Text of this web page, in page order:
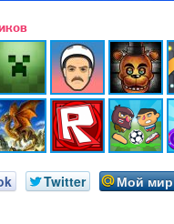
Twitter Мой мир